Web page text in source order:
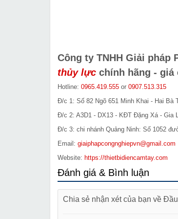
Công ty TNHH Giải pháp
thủy lực chính hãng - giá
Hotline: 0965.419.555 or 0907.513.315
Đ/c 1: Số 82 Ngõ 651 Minh Khai - Hai Bà
Đ/c 2: A3D1 - DX13 - KĐT Đặng Xá - Gia
Đ/c 3: chi nhánh Quảng Ninh: Số 1052
Email: giaiphapcongnghiepvn@gmail.com
Website: https://thietbidiencamtay.com
Đánh giá & Bình luận
Chia sẻ nhận xét của bạn về